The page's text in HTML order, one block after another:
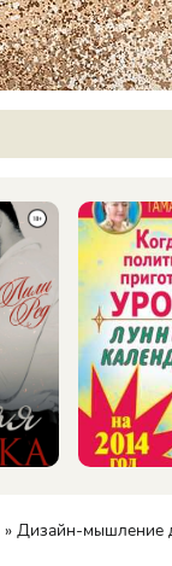
» Дизайн-мышление для бизнеса. Проверенный подход к